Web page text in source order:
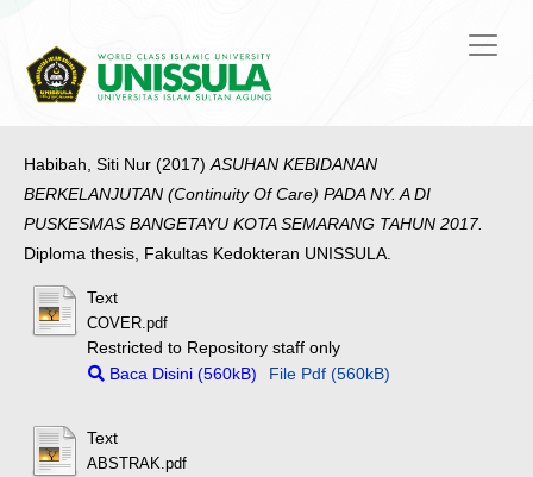
Habibah, Siti Nur (2017)ASUHAN KEBIDANAN
BERKELANJUTAN (Continuity Of Care) PADA NY. A DI
PUSKESMAS BANGETAYU KOTA SEMARANG TAHUN 2017.
Diploma thesis, Fakultas Kedokteran UNISSULA.
Text
COVER.pdf
Restricted to Repository staff only
Baca Disini (560kB)
File Pdf (560kB)
Text
ABSTRAK.pdf